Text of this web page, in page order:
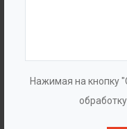
Нажимая на кнопку
обработку